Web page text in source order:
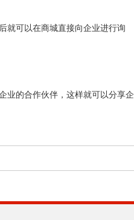
就可以在商城直接向企业进行询
业的合作伙伴，这样就可以分享企